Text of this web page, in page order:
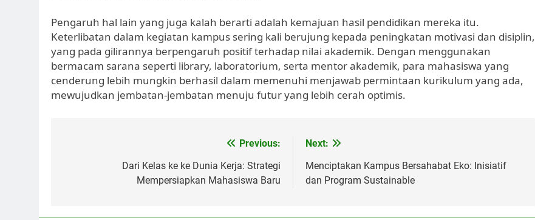
Pengaruh hal lain yang juga kalah berarti adalah kemajuan hasil pendidikan mereka itu.
Keterlibatan dalam kegiatan kampus sering kali berujung kepada peningkatan motivasi dan disiplin,
yang pada gilirannya berpengaruh positif terhadap nilai akademik. Dengan menggunakan
bermacam sarana seperti library, laboratorium, serta mentor akademik, para mahasiswa yang
cenderung lebih mungkin berhasil dalam memenuhi menjawab permintaan kurikulum yang ada,
mewujudkan jembatan-jembatan menuju futur yang lebih cerah optimis.
navigation
Previous:
Dari Kelas ke ke Dunia Kerja: Strategi
Mempersiapkan Mahasiswa Baru
Next:
Menciptakan Kampus Bersahabat Eko: Inisiatif
dan Program Sustainable